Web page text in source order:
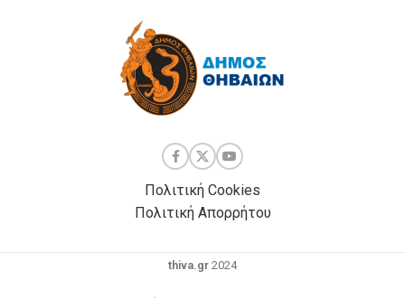
Πολιτική Cookies
Πολιτική Απορρήτου
thiva.gr 2024